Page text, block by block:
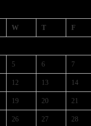
W T F
5 6 7
12 13 14
19 20 21
26 27 28